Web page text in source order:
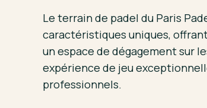
Le terrain de padel du Paris
caractéristiques uniques,
un espace de dégagement sur
expérience de jeu
professionnels.